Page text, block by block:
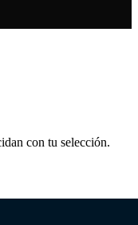
con tu selección.